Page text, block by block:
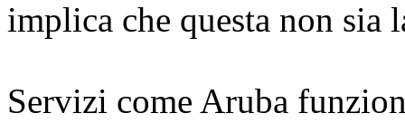
implica che questa non sia
Servizi come Aruba